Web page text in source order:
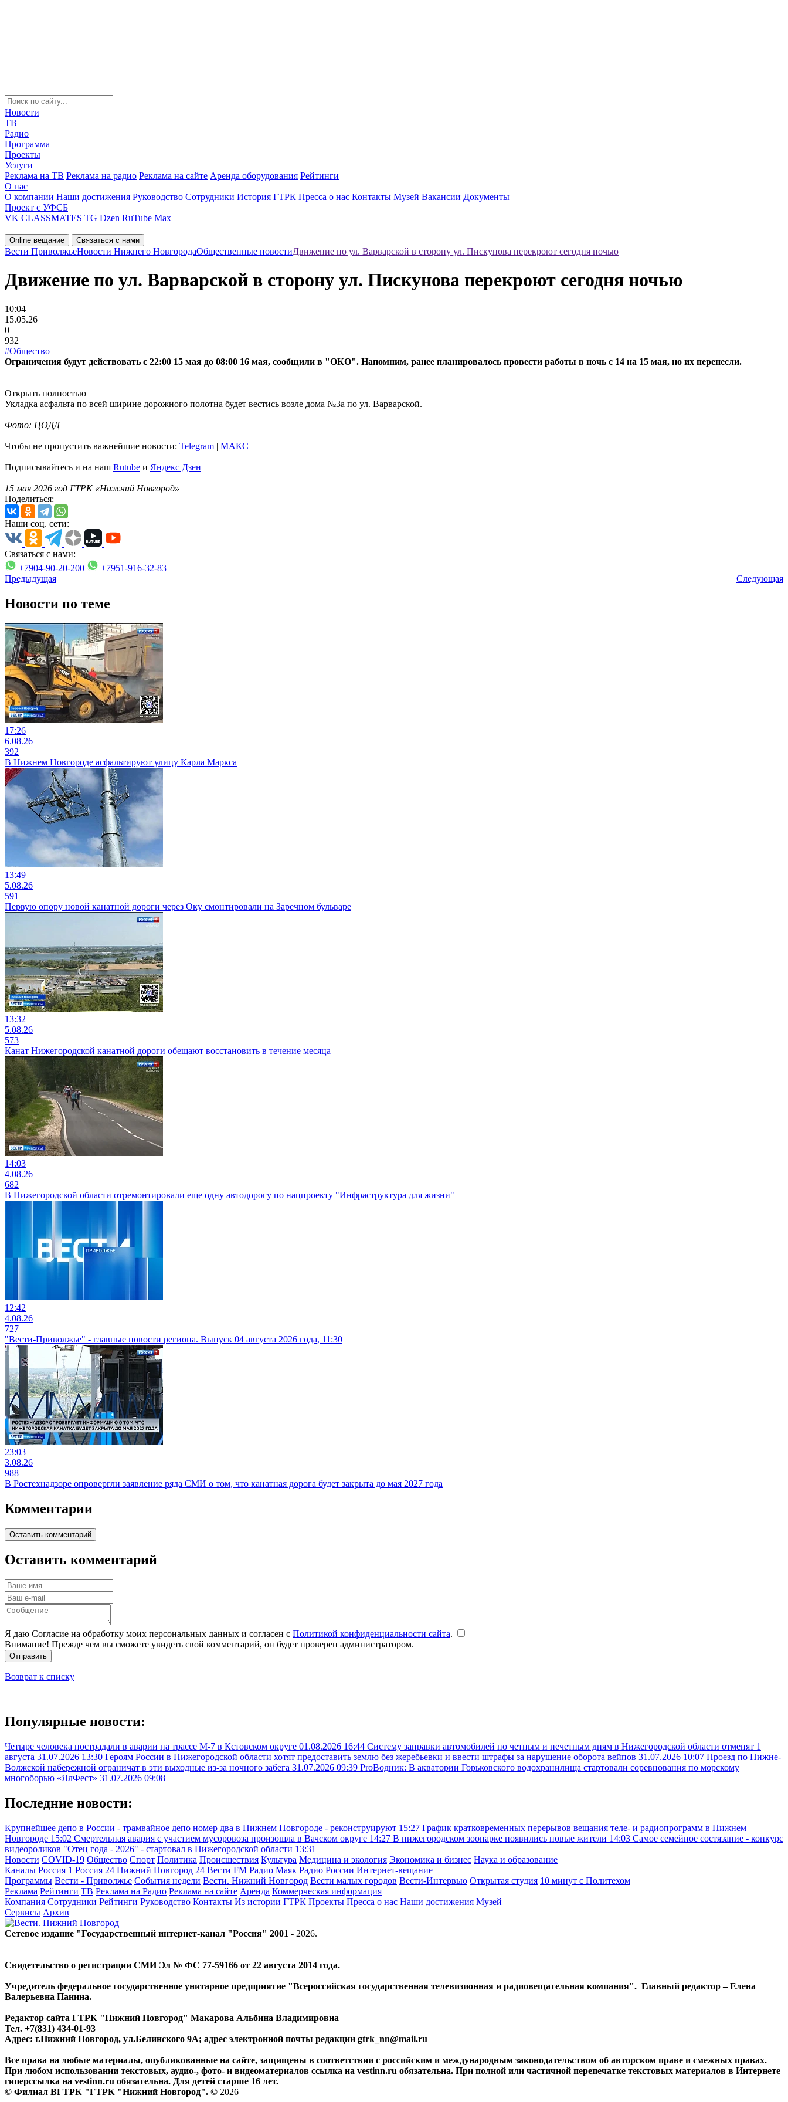
Новости
ТВ
Радио
Программа
Проекты
Услуги
Реклама на ТВ Реклама на радио Реклама на сайте Аренда оборудования Рейтинги
О нас
О компании Наши достижения Руководство Сотрудники История ГТРК Пресса о нас Контакты Музей Вакансии Документы
Проект с УФСБ
VK CLASSMATES TG Dzen RuTube Max
Online вещание Связаться с нами
Вести ПриволжьеНовости Нижнего НовгородаОбщественные новостиДвижение по ул. Варварской в сторону ул. Пискунова перекроют сегодня ночью
Движение по ул. Варварской в сторону ул. Пискунова перекроют сегодня ночью
10:04
15.05.26
0
932
#Общество
Ограничения будут действовать с 22:00 15 мая до 08:00 16 мая, сообщили в "ОКО". Напомним, ранее планировалось провести работы в ночь с 14 на 15 мая, но их перенесли.
Открыть полностью
Укладка асфальта по всей ширине дорожного полотна будет вестись возле дома №3а по ул. Варварской.
Фото: ЦОДД
Чтобы не пропустить важнейшие новости: Telegram | MAКС
Подписывайтесь и на наш Rutube и Яндекс Дзен
15 мая 2026 год ГТРК «Нижний Новгород»
Поделиться:
Наши соц. сети:
Связаться с нами:
+7904-90-20-200
+7951-916-32-83
Предыдущая
Следующая
Новости по теме
17:26
6.08.26
392
В Нижнем Новгороде асфальтируют улицу Карла Маркса
13:49
5.08.26
591
Первую опору новой канатной дороги через Оку смонтировали на Заречном бульваре
13:32
5.08.26
573
Канат Нижегородской канатной дороги обещают восстановить в течение месяца
14:03
4.08.26
682
В Нижегородской области отремонтировали еще одну автодорогу по нацпроекту "Инфраструктура для жизни"
12:42
4.08.26
727
"Вести-Приволжье" - главные новости региона. Выпуск 04 августа 2026 года, 11:30
23:03
3.08.26
988
В Ростехнадзоре опровергли заявление ряда СМИ о том, что канатная дорога будет закрыта до мая 2027 года
Комментарии
Оставить комментарий
Оставить комментарий
Я даю Согласие на обработку моих персональных данных и согласен с Политикой конфиденциальности сайта.
Внимание! Прежде чем вы сможете увидеть свой комментарий, он будет проверен администратором.
Отправить
Возврат к списку
Популярные новости:
Четыре человека пострадали в аварии на трассе М-7 в Кстовском округе 01.08.2026 16:44 Систему заправки автомобилей по четным и нечетным дням в Нижегородской области отменят 1
августа 31.07.2026 13:30 Героям России в Нижегородской области хотят предоставить землю без жеребьевки и ввести штрафы за нарушение оборота вейпов 31.07.2026 10:07 Проезд по Нижне-
Волжской набережной ограничат в эти выходные из-за ночного забега 31.07.2026 09:39 ProВодник: В акватории Горьковского водохранилища стартовали соревнования по морскому
многоборью «ЯлФест» 31.07.2026 09:08
Последние новости:
Крупнейшее депо в России - трамвайное депо номер два в Нижнем Новгороде - реконструируют 15:27 График кратковременных перерывов вещания теле- и радиопрограмм в Нижнем
Новгороде 15:02 Смертельная авария с участием мусоровоза произошла в Вачском округе 14:27 В нижегородском зоопарке появились новые жители 14:03 Самое семейное состязание - конкурс
видеороликов "Отец года - 2026" - стартовал в Нижегородской области 13:31
Новости COVID-19 Общество Спорт Политика Происшествия Культура Медицина и экология Экономика и бизнес Наука и образование
Каналы Россия 1 Россия 24 Нижний Новгород 24 Вести FM Радио Маяк Радио России Интернет-вещание
Программы Вести - Приволжье События недели Вести. Нижний Новгород Вести малых городов Вести-Интервью Открытая студия 10 минут с Политехом
Реклама Рейтинги ТВ Реклама на Радио Реклама на сайте Аренда Коммерческая информация
Компания Сотрудники Рейтинги Руководство Контакты Из истории ГТРК Проекты Пресса о нас Наши достижения Музей
Сервисы Архив
Сетевое издание "Государственный интернет-канал "Россия" 2001 - 2026.
Свидетельство о регистрации СМИ Эл № ФС 77-59166 от 22 августа 2014 года.
Учредитель федеральное государственное унитарное предприятие "Всероссийская государственная телевизионная и радиовещательная компания". Главный редактор – Елена
Валерьевна Панина.
Редактор сайта ГТРК "Нижний Новгород" Макарова Альбина Владимировна
Тел. +7(831) 434-01-93
Адрес: г.Нижний Новгород, ул.Белинского 9А; адрес электронной почты редакции gtrk_nn@mail.ru
Все права на любые материалы, опубликованные на сайте, защищены в соответствии с российским и международным законодательством об авторском праве и смежных правах.
При любом использовании текстовых, аудио-, фото- и видеоматериалов ссылка на vestinn.ru обязательна. При полной или частичной перепечатке текстовых материалов в Интернете
гиперссылка на vestinn.ru обязательна. Для детей старше 16 лет.
© Филиал ВГТРК "ГТРК "Нижний Новгород". © 2026